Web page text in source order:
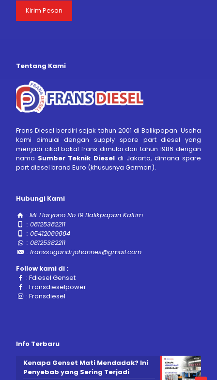
Tentang Kami
Frans Diesel berdiri sejak tahun 2001 di Balikpapan. Usaha
kami dimulai dengan supply spare part diesel yang
menjadi cikal bakal frans dimulai dari tahun 1986 dengan
nama Sumber Teknik Diesel di Jakarta, dimana spare
part diesel brand Euro (khususnya German).
Hubungi Kami
:Mt Haryono No 19 Balikpapan Kaltim
:08125382211
:05412089884
:08125382211
:franssugandi.johannes@gmail.com
Follow kami di :
:Fdiesel Genset
:Fransdieselpower
:Fransdiesel
Info Terbaru
Kenapa Genset Mati Mendadak? Ini
Penyebab yang Sering Terjadi